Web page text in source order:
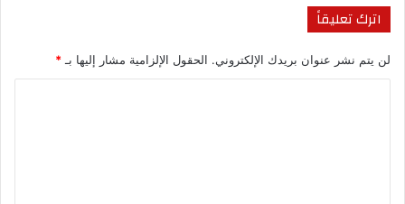
اترك تعليقاً
لن يتم نشر عنوان بريدك الإلكتروني. الحقول الإلزامية مشار إليها بـ *